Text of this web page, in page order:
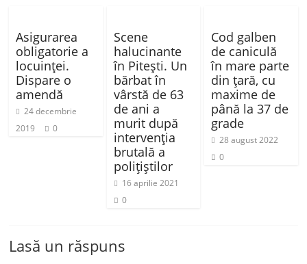
Asigurarea
obligatorie a
locuinței.
Dispare o
amendă
24 decembrie
2019
0
Scene
halucinante
în Pitești. Un
bărbat în
vârstă de 63
de ani a
murit după
intervenția
brutală a
polițiștilor
16 aprilie 2021
0
Cod galben
de caniculă
în mare parte
din țară, cu
maxime de
până la 37 de
grade
28 august 2022
0
Lasă un răspuns